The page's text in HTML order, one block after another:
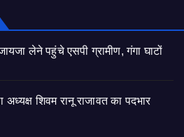
लेने पहुंचे एसपी ग्रामीण, गंगा घाटों
शिवम रानू राजावत का पदभार